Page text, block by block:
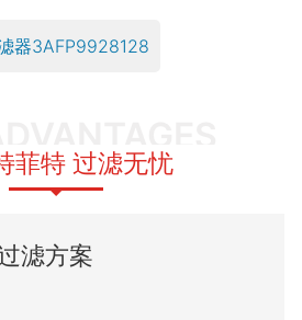
器3AFP9928128
菲特 过滤无忧
滤方案